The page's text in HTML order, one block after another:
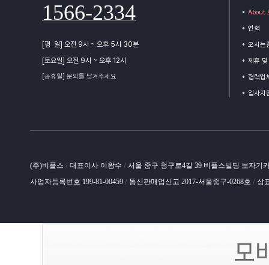
1566-2334
[평 일] 오전 9시 ~ 오후 5시 30분
[토요일] 오전 9시 ~ 오후 12시
[공휴일] 문의를 남겨주세요
About
연혁
오시는
제휴
협력업
입사지
(주)비플스 / 대표이사 이왕수 / 서울 중구 청구로4길 39 비플스빌딩 보자기
사업자등록번호 199-81-00459 / 통신판매업신고 2017-서울중구-0268호 / 상